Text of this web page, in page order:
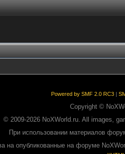
Powered by SMF 2.0 RC3|
Copyright ©
© 2009-2026 NoXWorld.ru. All images,
При использовании материалов
на опубликованные на форуме